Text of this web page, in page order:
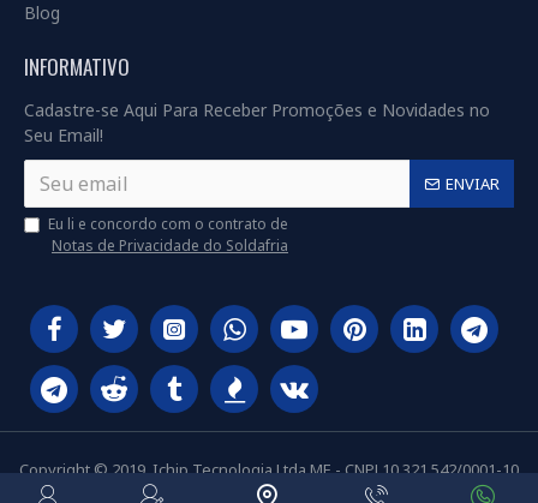
Blog
INFORMATIVO
Cadastre-se Aqui Para Receber Promoções e Novidades no
Seu Email!
ENVIAR
Eu li e concordo com o contrato de
Notas de Privacidade do Soldafria
Copyright © 2019, Ichip Tecnologia Ltda ME - CNPJ 10.321.542/0001-10